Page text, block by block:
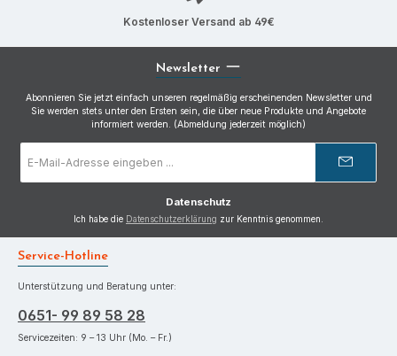
Kostenloser Versand ab 49€
Newsletter
Abonnieren Sie jetzt einfach unseren regelmäßig erscheinenden Newsletter und
Sie werden stets unter den Ersten sein, die über neue Produkte und Angebote
informiert werden. (Abmeldung jederzeit möglich)
Mail-
Adresse
Datenschutz
Ich habe die Datenschutzerklärung zur Kenntnis genommen.
Service-Hotline
Unterstützung und Beratung unter:
0651- 99 89 58 28
Servicezeiten: 9 – 13 Uhr (Mo. – Fr.)